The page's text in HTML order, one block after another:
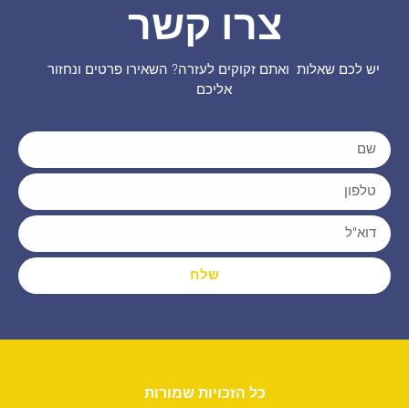
צרו קשר
יש לכם שאלות ואתם זקוקים לעזרה? השאירו פרטים ונחזור
אליכם
שלח
כל הזכויות שמורות